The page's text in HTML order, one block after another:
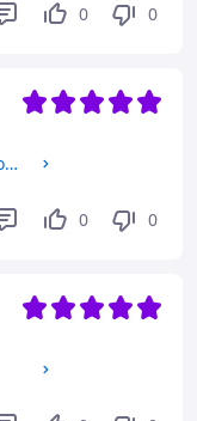
0 0
Чорна Футболка LOYS Metallica футболки Металіка унісекс Металіка L
0 0